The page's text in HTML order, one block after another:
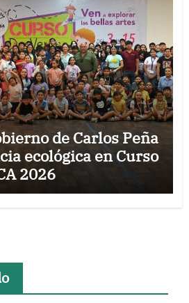
de Carlos Peña
ecológica en Curso
2026